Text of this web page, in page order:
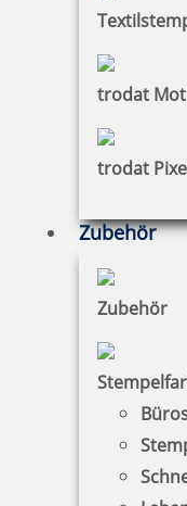
trodat
trodat
Zubehör
Zubehör
Jetzt gestalten
Holzstempel mit